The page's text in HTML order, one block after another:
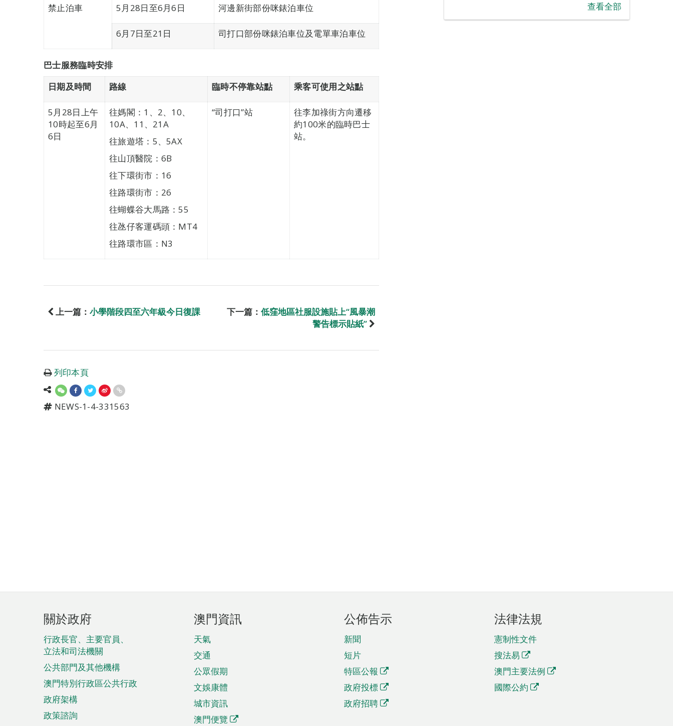
禁止泊車 5月28日至6月6日 河邊新街部份咪錶泊車位
6月7日至21日 司打口部份咪錶泊車位及電單車泊車位
巴士服務臨時安排
日期及時間 路線 臨時不停靠站點 乘客可使用之站點
5月28日上午
10時起至6月
6日
往媽閣：1、2、10、
10A、11、21A
往旅遊塔：5、5AX
往山頂醫院：6B
往下環街市：16
往路環街市：26
往蝴蝶谷大馬路：55
往氹仔客運碼頭：MT4
往路環市區：N3
“司打口”站
往李加祿街方向遷移
約100米的臨時巴士
站。
上一篇： 小學階段四至六年級今日復課 下一篇： 低窪地區社服設施貼上“風暴潮
警告標示貼紙”
列印本頁
NEWS-1-4-331563
查看全部
頁
腳
菜
單
關於政府
行政長官、主要官員、
立法和司法機關
公共部門及其他機構
澳門特別行政區公共行政
政府架構
政策諮詢
澳門資訊
天氣
交通
公眾假期
文娛康體
城市資訊
澳門便覽
公佈告示
新聞
短片
特區公報
政府投標
政府招聘
法律法規
憲制性文件
搜法易
澳門主要法例
國際公約